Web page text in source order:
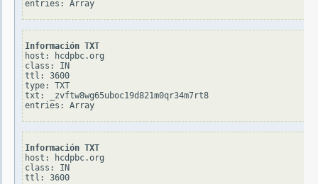
Información TXT
host: hcdpbc.org
class: IN
ttl: 3600
type: TXT
txt: _zvftw8wg65uboc19d821m0qr34m7rt8
Información TXT
host: hcdpbc.org
class: IN
ttl: 3600